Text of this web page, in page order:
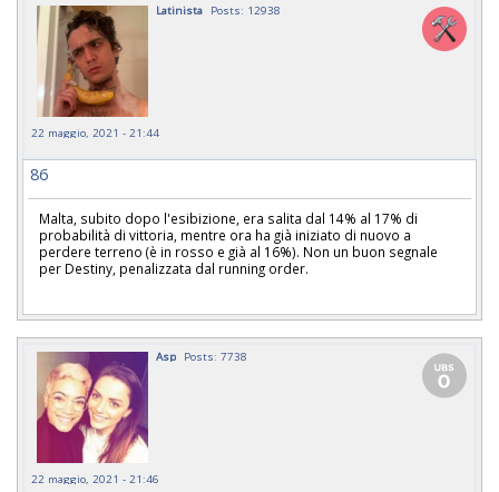
Latinista Posts: 12938
22 maggio, 2021 - 21:44
86
Malta, subito dopo l'esibizione, era salita dal 14% al 17% di
probabilità di vittoria, mentre ora ha già iniziato di nuovo a
perdere terreno (è in rosso e già al 16%). Non un buon segnale
per Destiny, penalizzata dal running order.
Asp Posts: 7738
22 maggio, 2021 - 21:46